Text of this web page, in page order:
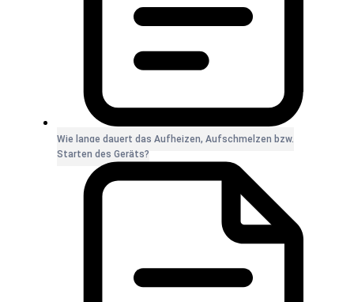
Wie lange dauert das Aufheizen, Aufschmelzen bzw.
Starten des Geräts?